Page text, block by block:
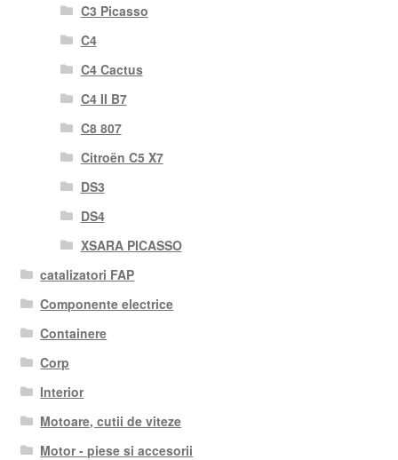
C3 Picasso
C4
C4 Cactus
C4 II B7
C8 807
Citroën C5 X7
DS3
DS4
XSARA PICASSO
catalizatori FAP
Componente electrice
Containere
Corp
Interior
Motoare, cutii de viteze
Motor - piese si accesorii